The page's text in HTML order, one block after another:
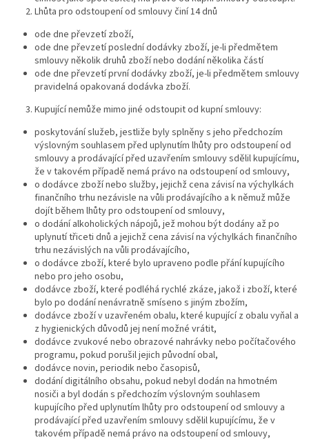
Lhůta pro odstoupení od smlouvy činí 14 dnů
ode dne převzetí zboží,
ode dne převzetí poslední dodávky zboží, je-li předmětem
smlouvy několik druhů zboží nebo dodání několika částí
ode dne převzetí první dodávky zboží, je-li předmětem smlouvy
pravidelná opakovaná dodávka zboží.
Kupující nemůže mimo jiné odstoupit od kupní smlouvy:
poskytování služeb, jestliže byly splněny s jeho předchozím
výslovným souhlasem před uplynutím lhůty pro odstoupení od
smlouvy a prodávající před uzavřením smlouvy sdělil kupujícímu,
že v takovém případě nemá právo na odstoupení od smlouvy,
o dodávce zboží nebo služby, jejichž cena závisí na výchylkách
finančního trhu nezávisle na vůli prodávajícího a k němuž může
dojít během lhůty pro odstoupení od smlouvy,
o dodání alkoholických nápojů, jež mohou být dodány až po
uplynutí třiceti dnů a jejichž cena závisí na výchylkách finančního
trhu nezávislých na vůli prodávajícího,
o dodávce zboží, které bylo upraveno podle přání kupujícího
nebo pro jeho osobu,
dodávce zboží, které podléhá rychlé zkáze, jakož i zboží, které
bylo po dodání nenávratně smíseno s jiným zbožím,
dodávce zboží v uzavřeném obalu, které kupující z obalu vyňal a
z hygienických důvodů jej není možné vrátit,
dodávce zvukové nebo obrazové nahrávky nebo počítačového
programu, pokud porušil jejich původní obal,
dodávce novin, periodik nebo časopisů,
dodání digitálního obsahu, pokud nebyl dodán na hmotném
nosiči a byl dodán s předchozím výslovným souhlasem
kupujícího před uplynutím lhůty pro odstoupení od smlouvy a
prodávající před uzavřením smlouvy sdělil kupujícímu, že v
takovém případě nemá právo na odstoupení od smlouvy,